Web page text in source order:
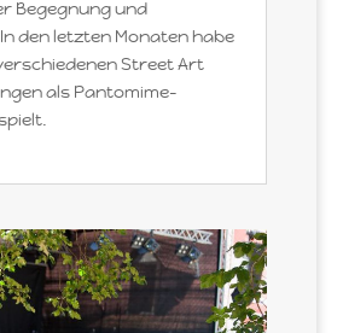
Begegnung und
den letzten Monaten habe
Street Art
als Pantomime-